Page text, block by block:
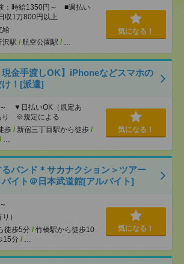
：時給1350円～ ■週払い
1万800円以上
給
沢駅 / 航空公園駅 / …
気になる！
現金手渡しOK】iPhoneなどスマホの
！[派遣]
▼日払いOK（規定あ
り ※規定による
歩 / 新宿三丁目駅から徒歩 /
/ …
気になる！
るバンド＊サカナクション＞ツアー
イト＠日本武道館[アルバイト]
）
徒歩5分 / 竹橋駅から徒歩10
15分 / …
気になる！